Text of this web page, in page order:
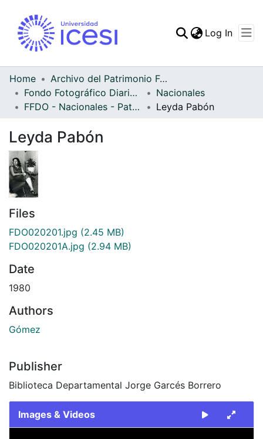
Statistics
Log In
Home
Archivo del Patrimonio Fotográfico y Fílmico del Valle del Cauca
Fondo Fotográfico Diario Occidente
Nacionales
FFDO - Nacionales - Patrimonial
Leyda Pabón
Leyda Pabón
Files
FDO020201.jpg (2.45 MB)
FDO020201A.jpg (2.94 MB)
Date
1980
Authors
Gómez
Publisher
Biblioteca Departamental Jorge Garcés Borrero
Images & Videos